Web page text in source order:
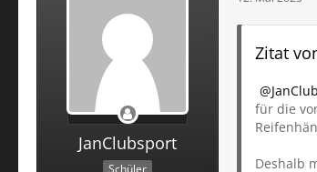
JanClubsport
Schüler
Zitat
für die
Deshalb